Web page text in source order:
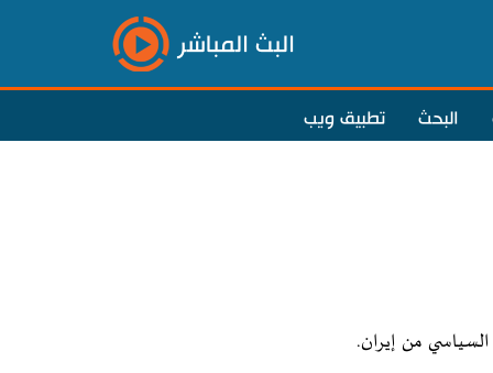
البث المباشر
البحث تطبيق ويب
من إيران.